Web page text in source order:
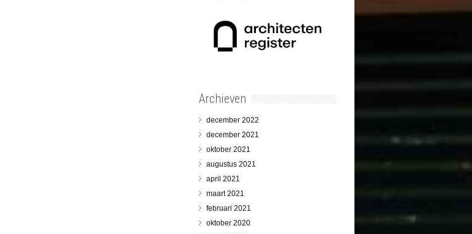
Archieven
december 2022
december 2021
oktober 2021
augustus 2021
april 2021
maart 2021
februari 2021
oktober 2020